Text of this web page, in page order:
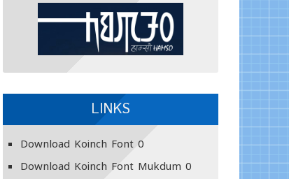
LINKS
Download Koinch Font0
Download Koinch Font Mukdum 0